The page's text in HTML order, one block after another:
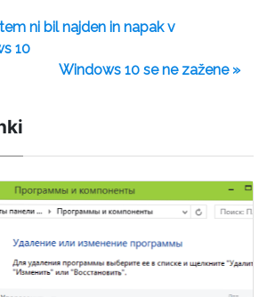
ni bil najden in napak v
10
Windows 10 se ne zažene »